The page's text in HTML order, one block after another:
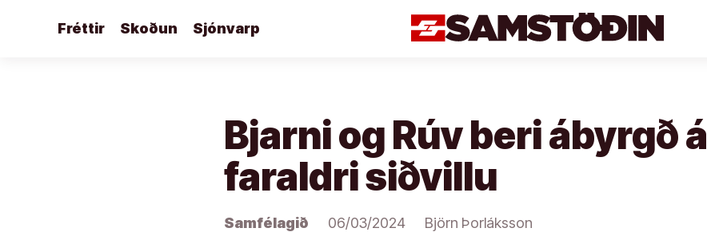
Fréttir Skoðun Sjónvarp
Bjarni og Rúv beri ábyrgð á
faraldri siðvillu
Samfélagið 06/03/2024 Björn Þorláksson